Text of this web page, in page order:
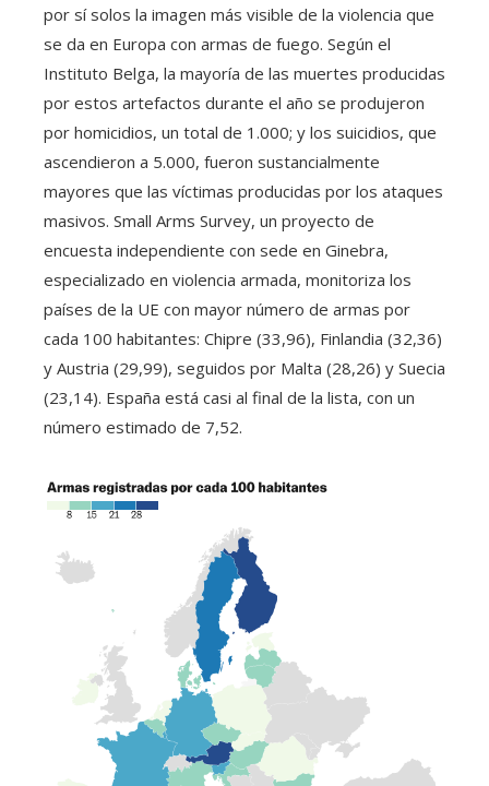
por sí solos la imagen más visible de la violencia que
se da en Europa con armas de fuego. Según el
Instituto Belga, la mayoría de las muertes producidas
por estos artefactos durante el año se produjeron
por homicidios, un total de 1.000; y los suicidios, que
ascendieron a 5.000, fueron sustancialmente
mayores que las víctimas producidas por los ataques
masivos. Small Arms Survey, un proyecto de
encuesta independiente con sede en Ginebra,
especializado en violencia armada, monitoriza los
países de la UE con mayor número de armas por
cada 100 habitantes: Chipre (33,96), Finlandia (32,36)
y Austria (29,99), seguidos por Malta (28,26) y Suecia
(23,14). España está casi al final de la lista, con un
número estimado de 7,52.